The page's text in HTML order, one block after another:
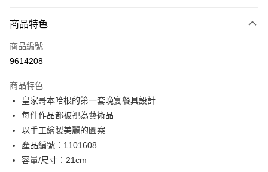
台新國際商業銀行
商品特色
商品編號
9614208
商品特色
皇家哥本哈根的第一套晚宴餐具設計
每件作品都被視為藝術品
以手工繪製美麗的圖案
產品編號：1101608
容量/尺寸：21cm